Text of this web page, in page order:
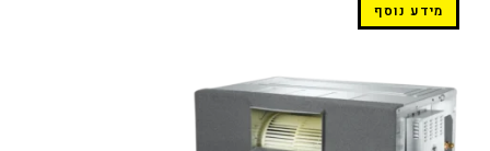
מידע נוסף